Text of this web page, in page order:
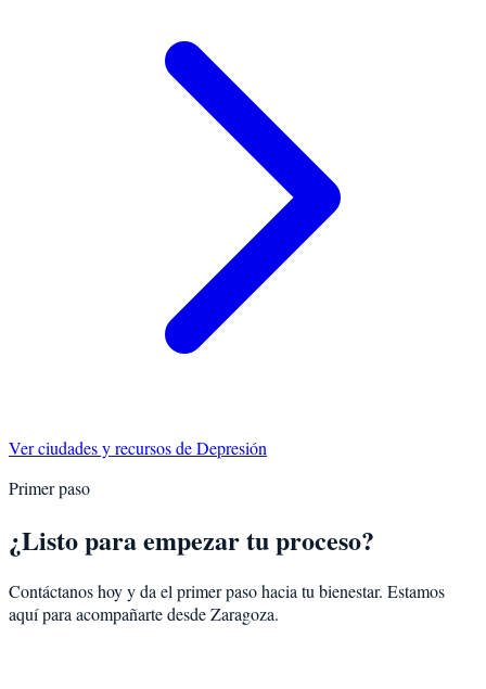
Ver ciudades y recursos deDepresión
Primer paso
¿Listo para empezar tu proceso?
Contáctanos hoy y da el primer paso hacia tu bienestar. Estamos
aquí para acompañarte desdeZaragoza.